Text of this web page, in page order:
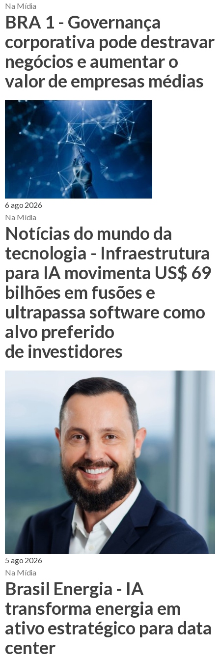
Na Mídia
BRA 1 - Governança
corporativa pode destravar
negócios e aumentar o
valor de empresas médias
6 ago 2026
Na Mídia
Notícias do mundo da
tecnologia - Infraestrutura
para IA movimenta US$ 69
bilhões em fusões e
ultrapassa software como
alvo preferido
de investidores
5 ago 2026
Na Mídia
Brasil Energia - IA
transforma energia em
ativo estratégico para data
center